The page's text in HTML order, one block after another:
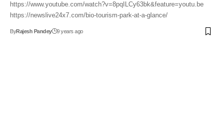
https://www.youtube.com/watch?v=8pqILCy63bk&feature=youtu.be
https://newslive24x7.com/bio-tourism-park-at-a-glance/
ByRajesh Pandey 9 years ago